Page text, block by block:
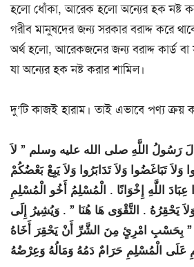
হলো ধোঁকা, আরেক হলো অন্যের হক নষ্ট
গরীব মানুষদের জন্য সরকার বরাদ্দ করে
অর্থ হলো, আরেকজনের জন্য বরাদ্দ কার্ড বা
যা অন্যের হক নষ্ট করার শামিল।
দু’টি কাজই হারাম। তাই এভাবে পণ্য ক্রয়
رَسُولُ اللَّهِ صلى الله عليه وسلم ‏”‏ لاَ
وَلاَ تَبَاغَضُوا وَلاَ تَدَابَرُوا وَلاَ يَبِعْ بَعْضُكُمْ
اللَّهِ إِخْوَانًا ‏.‏ الْمُسْلِمُ أَخُو الْمُسْلِمِ
يَحْقِرُهُ ‏.‏ التَّقْوَى هَا هُنَا ‏”‏ ‏.‏ وَيُشِيرُ إِلَى
بِحَسْبِ امْرِئٍ مِنَ الشَّرِّ أَنْ يَحْقِرَ أَخَاهُ
عَلَى الْمُسْلِمِ حَرَامٌ دَمُهُ وَمَالُهُ وَعِرْضُهُ